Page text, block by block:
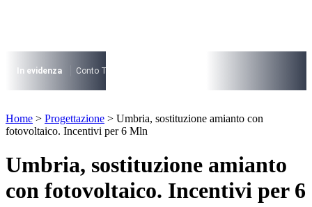
I più cercati
Lorem ipsum dolor sit amet consectetur
Lorem ipsum dolor sit amet consectetur
In evidenza Conto Termico
Lorem ipsum dolor sit amet consectetur
Home > Progettazione > Umbria, sostituzione amianto con
fotovoltaico. Incentivi per 6 Mln
Umbria, sostituzione amianto
con fotovoltaico. Incentivi per 6